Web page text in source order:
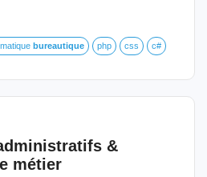
bureautique php css c#
&
métier